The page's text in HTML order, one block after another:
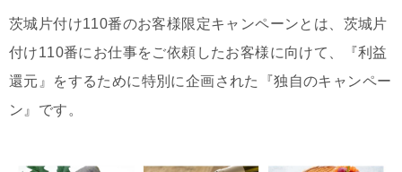
茨城片付け110番のお客様限定キャンペーンとは、茨城片
付け110番にお仕事をご依頼したお客様に向けて、『利益
還元』をするために特別に企画された『独自のキャンペー
ン』です。